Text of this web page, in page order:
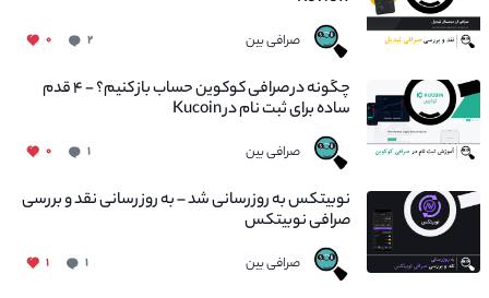
صرافی بین ۲ ۰
چگونه در صرافی کوکوین حساب باز کنیم؟ - ۴ قدم
ساده برای ثبت نام در Kucoin
صرافی بین ۱ ۰
نوبیتکس به روزرسانی شد – به روز رسانی نقد و بررسی
صرافی نوبیتکس
صرافی بین ۱ ۱